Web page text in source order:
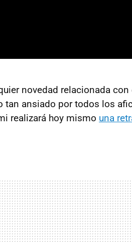
novedad relacionada
tan ansiado por todos los
realizará hoy mismo una